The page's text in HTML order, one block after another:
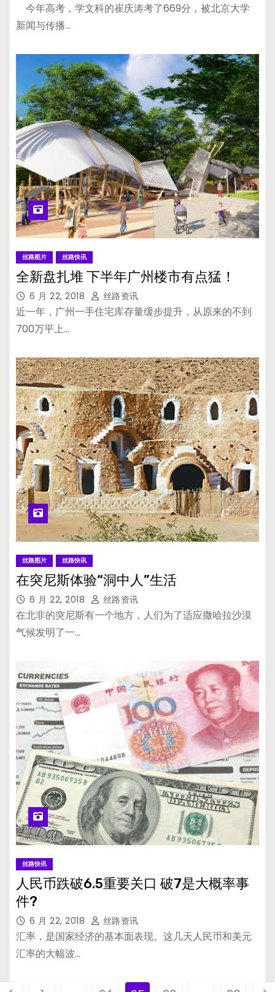
今年高考，学文科的崔庆涛考了669分，被北京大学
新闻与传播…
丝路图片 丝路快讯
全新盘扎堆 下半年广州楼市有点猛！
6 月 22, 2018 丝路资讯
近一年，广州一手住宅库存量缓步提升，从原来的不到
700万平上…
丝路图片 丝路快讯
在突尼斯体验“洞中人”生活
6 月 22, 2018 丝路资讯
在北非的突尼斯有一个地方，人们为了适应撒哈拉沙漠
气候发明了一…
丝路快讯
人民币跌破6.5重要关口 破7是大概率事
件?
6 月 22, 2018 丝路资讯
汇率，是国家经济的基本面表现。这几天人民币和美元
汇率的大幅波…